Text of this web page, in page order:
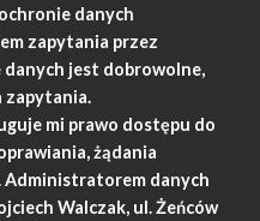
danych
zapytania przez
jest dobrowolne,
zapytania.
mi prawo dostępu do
żądania
Administratorem danych
Walczak, ul. Żeńców